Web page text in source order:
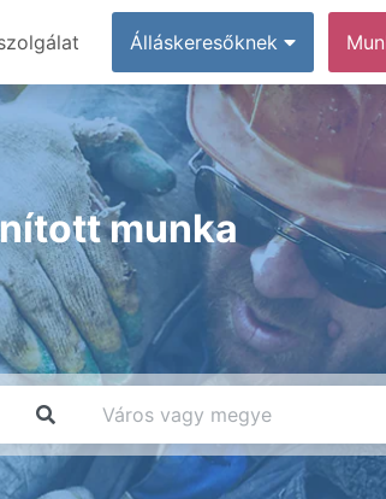
Álláskeresőknek
munka